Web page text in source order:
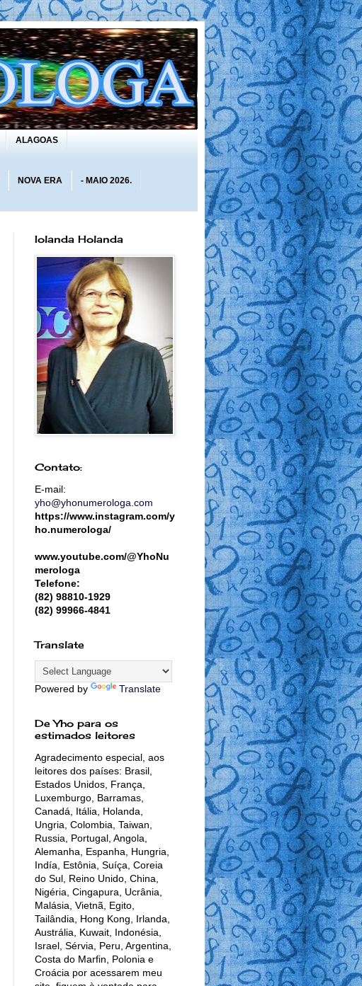
ALAGOAS
NOVA ERA - MAIO 2026.
Iolanda Holanda
Contato:
E-mail:
yho@yhonumerologa.com
https://www.instagram.com/y
ho.numerologa/
www.youtube.com/@YhoNu
merologa
Telefone:
(82) 98810-1929
(82) 99966-4841
Translate
Powered by Translate
De Yho para os
estimados leitores
Agradecimento especial, aos
leitores dos países: Brasil,
Estados Unidos, França,
Luxemburgo, Barramas,
Canadá, Itália, Holanda,
Ungria, Colombia, Taiwan,
Russia, Portugal, Angola,
Alemanha, Espanha, Hungria,
Indía, Estônia, Suíça, Coreia
do Sul, Reino Unido, China,
Nigéria, Cingapura, Ucrânia,
Malásia, Vietnã, Egito,
Tailândia, Hong Kong, Irlanda,
Austrália, Kuwait, Indonésia,
Israel, Sérvia, Peru, Argentina,
Costa do Marfin, Polonia e
Croácia por acessarem meu